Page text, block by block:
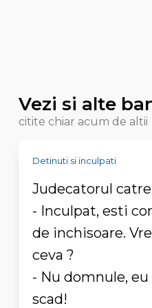
Vezi si alte
citite chiar acum de altii
Detinuti si inculpati
Judecatorul
- Inculpat, esti
de inchisoare.
ceva ?
- Nu domnule, eu
scad!